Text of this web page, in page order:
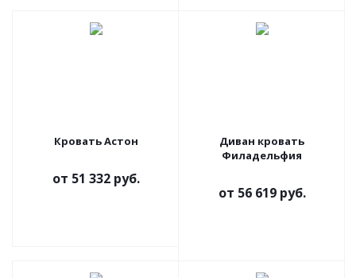
Кровать Астон
от 51 332 руб.
Диван кровать
Филадельфия
от 56 619 руб.